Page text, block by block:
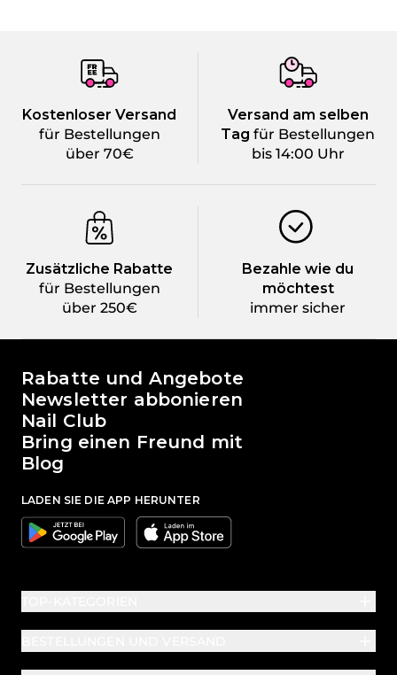
Kostenloser Versand
für Bestellungen
über 70€
Versand am selben
Tag für Bestellungen
bis 14:00 Uhr
Zusätzliche Rabatte
für Bestellungen
über 250€
Bezahle wie du
möchtest
immer sicher
Die Welt von Passione Beauty
Rabatte und Angebote
Newsletter abbonieren
Nail Club
Bring einen Freund mit
Blog
LADEN SIE DIE APP HERUNTER
Google Apple